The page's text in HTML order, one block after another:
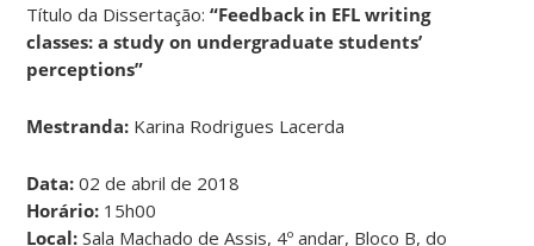
Título da Dissertação:“Feedback in EFL writing
classes: a study on undergraduate students’
perceptions”
Mestranda: Karina Rodrigues Lacerda
Data: 02 de abril de 2018
Horário: 15h00
Local:Sala Machado de Assis, 4º andar, Bloco B, do